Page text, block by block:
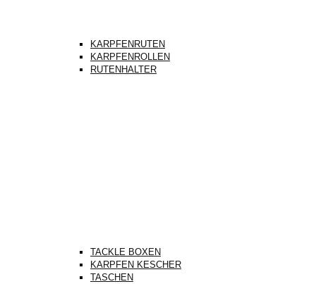
KARPFENRUTEN
KARPFENROLLEN
RUTENHALTER
TACKLE BOXEN
KARPFEN KESCHER
TASCHEN